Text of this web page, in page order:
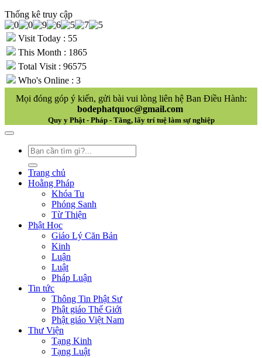
Thống kê truy cập
Visit Today : 55
This Month : 1865
Total Visit : 96575
Who's Online : 3
Mọi đóng góp ý kiến, gửi bài vui lòng liên hệ Ban Điều Hành:
bodephatquoc@gmail.com
Quy y Phật - Pháp - Tăng, lấy trí tuệ làm sự nghiệp
Trang chủ
Hoằng Pháp
Khóa Tu
Phóng Sanh
Từ Thiện
Phật Học
Giáo Lý Căn Bản
Kinh
Luận
Luật
Pháp Luận
Tin tức
Thông Tin Phật Sư
Phật giáo Thế Giới
Phật giáo Việt Nam
Thư Viện
Tạng Kinh
Tạng Luật